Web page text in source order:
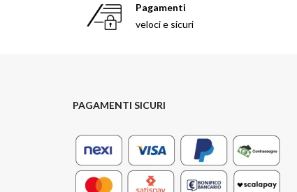
Pagamenti
veloci e sicuri
PAGAMENTI SICURI